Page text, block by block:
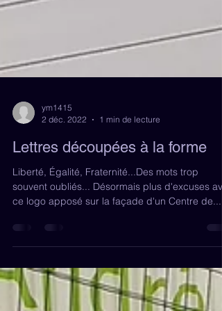
2 déc. 2022
1 min de lecture
Lettres découpées à la forme
Liberté, Égalité, Fraternité...Des mots trop